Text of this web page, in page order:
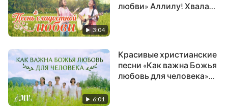
это факт, который можно узреть.
И явление это не ради соблюдения правил,
и не ради краткосрочного дела,
скорее, его цель - этап работы в плане
управления Бога.
3:04
любви» Аллилу! Хвала
6:01
Красивые христианские
песни «Как важна Божья
любовь для человека»